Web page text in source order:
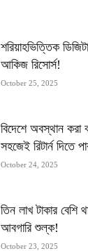
শরিয়াহভিত্তিক
আকিজ রিসোর্স!
October 25, 2025
বিদেশে অবস্থান করা
সহজেই রিটার্ন দিতে
October 24, 2025
তিন লাখ টাকার বেশি
আবগারি শুল্ক!
October 23, 2025